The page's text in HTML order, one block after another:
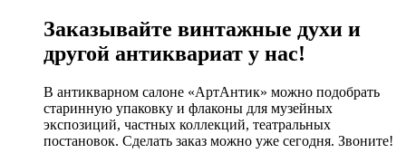
Заказывайте винтажные духи и
другой антиквариат у нас!
В антикварном салоне «АртАнтик» можно подобрать
старинную упаковку и флаконы для музейных
экспозиций, частных коллекций, театральных
постановок. Сделать заказ можно уже сегодня. Звоните!